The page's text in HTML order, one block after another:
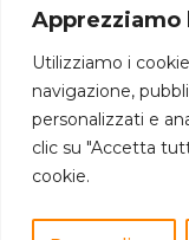
Apprezziamo
Utilizziamo i
navigazione,
personalizzati e
clic su "Accetta
cookie.